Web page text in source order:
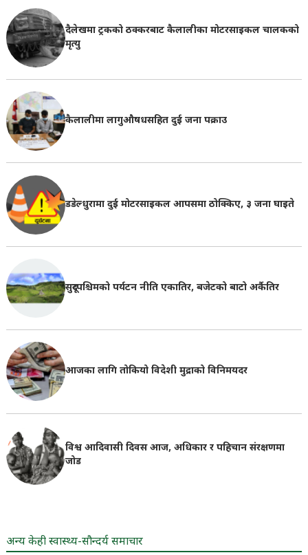
दैलेखमा ट्रकको ठक्करबाट कैलालीका मोटरसाइकल चालकको
मृत्यु
कैलालीमा लागुऔषधसहित दुई जना पक्राउ
डडेल्धुरामा दुई मोटरसाइकल आपसमा ठोक्किए, ३ जना घाइते
सुदूरपश्चिमको पर्यटन नीति एकातिर, बजेटको बाटो अर्कैतिर
आजका लागि तोकियो विदेशी मुद्राको विनिमयदर
विश्व आदिवासी दिवस आज, अधिकार र पहिचान संरक्षणमा
जोड
अन्य केही स्वास्थ्य-सौन्दर्य समाचार